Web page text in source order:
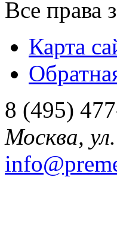
Все права
Карта
8 (495)
Москва,